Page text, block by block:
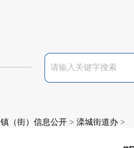
镇（街）信息公开 > 滦城街道办 >